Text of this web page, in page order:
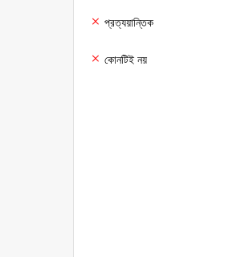
প্রত্যয়ান্তিক
কোনটিই নয়